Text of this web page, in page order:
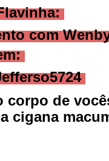
com
corpo de
cigana